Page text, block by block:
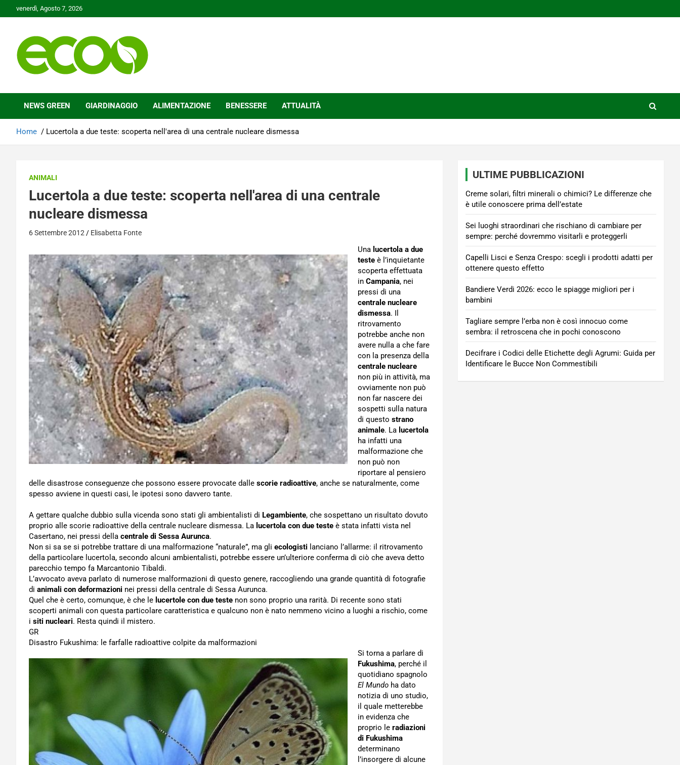
to
venerdì, Agosto 7, 2026
Ecoo.it
NEWS GREEN GIARDINAGGIO ALIMENTAZIONE BENESSERE ATTUALITÀ
Home Lucertola a due teste: scoperta nell'area di una centrale nucleare dismessa
ANIMALI
Lucertola a due teste: scoperta nell'area di una centrale
nucleare dismessa
6 Settembre 2012 Elisabetta Fonte
Una lucertola a due
teste è l’inquietante
scoperta effettuata
in Campania, nei
pressi di una
centrale nucleare
dismessa. Il
ritrovamento
potrebbe anche non
avere nulla a che fare
con la presenza della
centrale nucleare
non più in attività, ma
ovviamente non può
non far nascere dei
sospetti sulla natura
di questo strano
animale. La lucertola
ha infatti una
malformazione che
non può non
riportare al pensiero
delle disastrose conseguenze che possono essere provocate dalle scorie radioattive, anche se naturalmente, come
spesso avviene in questi casi, le ipotesi sono davvero tante.
A gettare qualche dubbio sulla vicenda sono stati gli ambientalisti di Legambiente, che sospettano un risultato dovuto
proprio alle scorie radioattive della centrale nucleare dismessa. La lucertola con due teste è stata infatti vista nel
Casertano, nei pressi della centrale di Sessa Aurunca.
Non si sa se si potrebbe trattare di una malformazione “naturale”, ma gli ecologisti lanciano l’allarme: il ritrovamento
della particolare lucertola, secondo alcuni ambientalisti, potrebbe essere un’ulteriore conferma di ciò che aveva detto
parecchio tempo fa Marcantonio Tibaldi.
L’avvocato aveva parlato di numerose malformazioni di questo genere, raccogliendo una grande quantità di fotografie
di animali con deformazioni nei pressi della centrale di Sessa Aurunca.
Quel che è certo, comunque, è che le lucertole con due teste non sono proprio una rarità. Di recente sono stati
scoperti animali con questa particolare caratteristica e qualcuno non è nato nemmeno vicino a luoghi a rischio, come
i siti nucleari. Resta quindi il mistero.
GR
Disastro Fukushima: le farfalle radioattive colpite da malformazioni
Si torna a parlare di
Fukushima, perché il
quotidiano spagnolo
El Mundo ha dato
notizia di uno studio,
il quale metterebbe
in evidenza che
proprio le radiazioni
di Fukushima
determinano
l’insorgere di alcune
ULTIME PUBBLICAZIONI
Creme solari, filtri minerali o chimici? Le differenze che
è utile conoscere prima dell’estate
Sei luoghi straordinari che rischiano di cambiare per
sempre: perché dovremmo visitarli e proteggerli
Capelli Lisci e Senza Crespo: scegli i prodotti adatti per
ottenere questo effetto
Bandiere Verdi 2026: ecco le spiagge migliori per i
bambini
Tagliare sempre l’erba non è così innocuo come
sembra: il retroscena che in pochi conoscono
Decifrare i Codici delle Etichette degli Agrumi: Guida per
Identificare le Bucce Non Commestibili